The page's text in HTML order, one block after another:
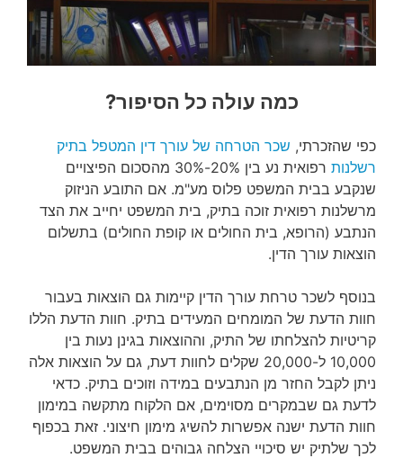
כמה עולה כל הסיפור?
כפי שהזכרתי, שכר הטרחה של עורך דין המטפל בתיק
רשלנות
רפואית נע בין 20%-30% מהסכום הפיצויים
שנקבע בבית המשפט פלוס מע"מ. אם התובע הניזוק
מרשלנות רפואית זוכה בתיק, בית המשפט יחייב את הצד
הנתבע (הרופא, בית החולים או קופת החולים) בתשלום
הוצאות עורך הדין.
בנוסף לשכר טרחת עורך הדין קיימות גם הוצאות בעבור
חוות הדעת של המומחים המעידים בתיק. חוות הדעת הללו
קריטיות להצלחתו של התיק, וההוצאות בגינן נעות בין
10,000 ל-20,000 שקלים לחוות דעת, גם על הוצאות אלה
ניתן לקבל החזר מן הנתבעים במידה וזוכים בתיק. כדאי
לדעת גם שבמקרים מסוימים, אם הלקוח מתקשה במימון
חוות הדעת ישנה אפשרות להשיג מימון חיצוני. זאת בכפוף
לכך שלתיק יש סיכויי הצלחה גבוהים בבית המשפט.